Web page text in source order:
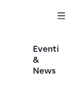
Eventi
&
News